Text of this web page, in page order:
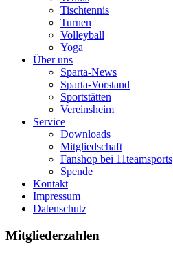
Tischtennis
Turnen
Volleyball
Yoga
Über uns
Sparta-News
Sparta-Vorstand
Sportstätten
Vereinsheim
Service
Downloads
Mitgliedschaft
Fanshop bei 11teamsports
Spende
Kontakt
Impressum
Datenschutz
Mitgliederzahlen